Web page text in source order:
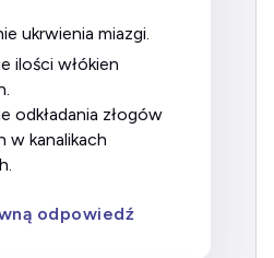
ukrwienia miazgi.
w kanalikach
odpowiedź